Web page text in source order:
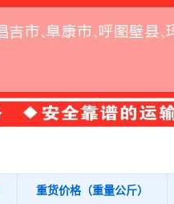
重货价格（重量公斤）